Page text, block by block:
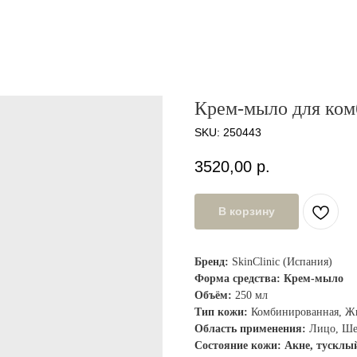
Крем-мыло для
SKU: 250443
3520,00 р.
В корзину
Бренд: SkinClinic (Испания)
Форма средства: Крем-мыло
Объём: 250 мл
Тип кожи: Комбинированная,
Область применения: Лицо,
Состояние кожи: Акне,